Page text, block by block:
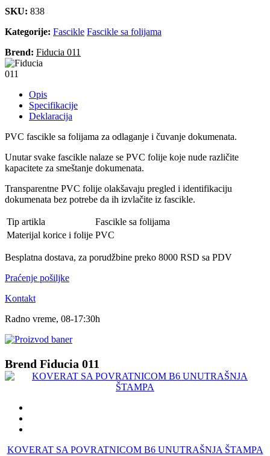
SKU: 838
Kategorije: Fascikle Fascikle sa folijama
Brend: Fiducia 011
Opis
Specifikacije
Deklaracija
PVC fascikle sa folijama za odlaganje i čuvanje dokumenata.
Unutar svake fascikle nalaze se PVC folije koje nude različite
kapacitete za smeštanje dokumenata.
Transparentne PVC folije olakšavaju pregled i identifikaciju
dokumenata bez potrebe da ih izvlačite iz fascikle.
Tip artikla
Fascikle sa folijama
Materijal korice i folije PVC
Besplatna dostava, za porudžbine preko 8000 RSD sa PDV
Praćenje pošiljke
Kontakt
Radno vreme, 08-17:30h
Brend Fiducia 011
KOVERAT SA POVRATNICOM B6 UNUTRAŠNJA ŠTAMPA